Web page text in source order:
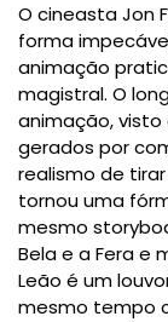
O cineasta Jon
forma
animação
magistral. O
animação,
gerados por
realismo de
tornou uma
mesmo
Bela e a Fera e
Leão é um
mesmo tempo